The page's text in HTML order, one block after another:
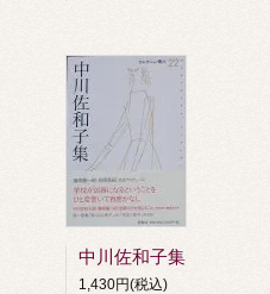
中川佐和子集
1,430円(税込)